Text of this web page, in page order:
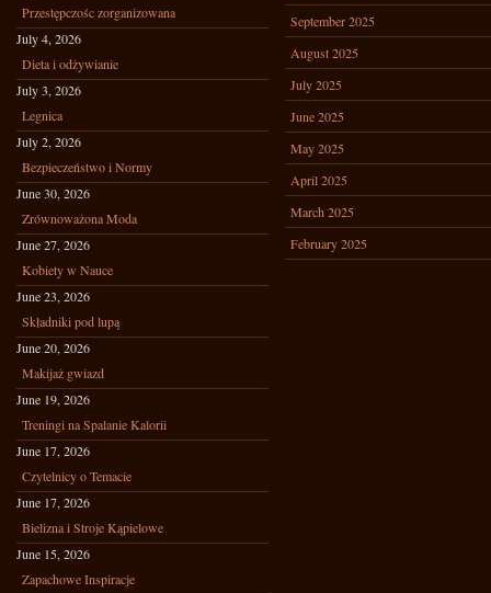
Przestępczośc zorganizowana
July 4, 2026
Dieta i odżywianie
July 3, 2026
Legnica
July 2, 2026
Bezpieczeństwo i Normy
June 30, 2026
Zrównoważona Moda
June 27, 2026
Kobiety w Nauce
June 23, 2026
Składniki pod lupą
June 20, 2026
Makijaż gwiazd
June 19, 2026
Treningi na Spalanie Kalorii
June 17, 2026
Czytelnicy o Temacie
June 17, 2026
Bielizna i Stroje Kąpielowe
June 15, 2026
Zapachowe Inspiracje
September 2025
August 2025
July 2025
June 2025
May 2025
April 2025
March 2025
February 2025